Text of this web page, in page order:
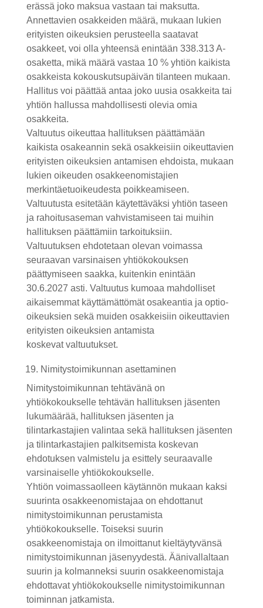
erässä joko maksua vastaan tai maksutta.
Annettavien osakkeiden määrä, mukaan lukien
erityisten oikeuksien perusteella saatavat
osakkeet, voi olla yhteensä enintään 338.313 A-
osaketta, mikä määrä vastaa 10 % yhtiön kaikista
osakkeista kokouskutsupäivän tilanteen mukaan.
Hallitus voi päättää antaa joko uusia osakkeita tai
yhtiön hallussa mahdollisesti olevia omia
osakkeita.
Valtuutus oikeuttaa hallituksen päättämään
kaikista osakeannin sekä osakkeisiin oikeuttavien
erityisten oikeuksien antamisen ehdoista, mukaan
lukien oikeuden osakkeenomistajien
merkintäetuoikeudesta poikkeamiseen.
Valtuutusta esitetään käytettäväksi yhtiön taseen
ja rahoitusaseman vahvistamiseen tai muihin
hallituksen päättämiin tarkoituksiin.
Valtuutuksen ehdotetaan olevan voimassa
seuraavan varsinaisen yhtiökokouksen
päättymiseen saakka, kuitenkin enintään
30.6.2027 asti. Valtuutus kumoaa mahdolliset
aikaisemmat käyttämättömät osakeantia ja optio-
oikeuksien sekä muiden osakkeisiin oikeuttavien
erityisten oikeuksien antamista
koskevat valtuutukset.
Nimitystoimikunnan asettaminen
Nimitystoimikunnan tehtävänä on
yhtiökokoukselle tehtävän hallituksen jäsenten
lukumäärää, hallituksen jäsenten ja
tilintarkastajien valintaa sekä hallituksen jäsenten
ja tilintarkastajien palkitsemista koskevan
ehdotuksen valmistelu ja esittely seuraavalle
varsinaiselle yhtiökokoukselle.
Yhtiön voimassaolleen käytännön mukaan kaksi
suurinta osakkeenomistajaa on ehdottanut
nimitystoimikunnan perustamista
yhtiökokoukselle. Toiseksi suurin
osakkeenomistaja on ilmoittanut kieltäytyvänsä
nimitystoimikunnan jäsenyydestä. Äänivallaltaan
suurin ja kolmanneksi suurin osakkeenomistaja
ehdottavat yhtiökokoukselle nimitystoimikunnan
toiminnan jatkamista.